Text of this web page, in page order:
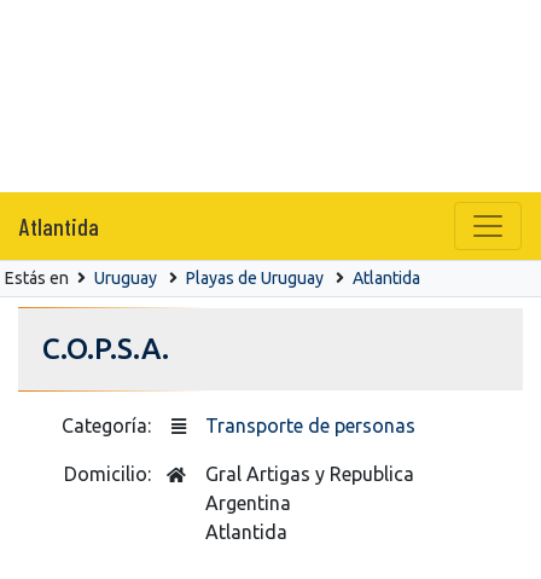
Atlantida
Estás en Uruguay Playas de Uruguay Atlantida
C.O.P.S.A.
Categoría: Transporte de personas
Domicilio:
Gral Artigas y Republica
Argentina
Atlantida